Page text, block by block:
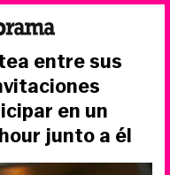
entre sus
en un
junto a él